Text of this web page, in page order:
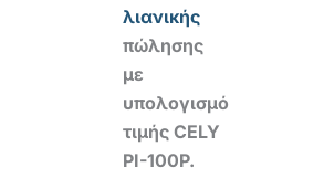
λιανικής
πώλησης
με
υπολογισμό
τιμής CELY
PI-100P.